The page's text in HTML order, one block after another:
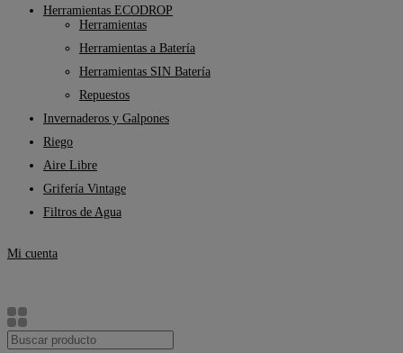
Herramientas ECODROP
Herramientas
Herramientas a Batería
Herramientas SIN Batería
Repuestos
Invernaderos y Galpones
Riego
Aire Libre
Grifería Vintage
Filtros de Agua
Mi cuenta